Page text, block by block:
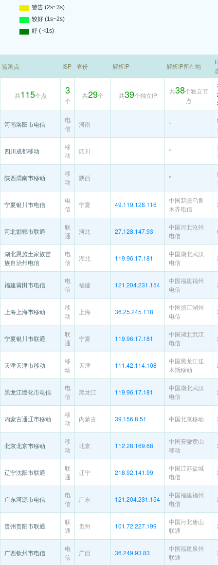
监测点 ISP 省份 解析IP 解析IP所在地
共115个点 3
个
共29个 共39个独立IP
共38个独立节
点
河南洛阳市电信
电
信
河南 *
四川成都移动
移
动
四川 *
陕西渭南市移动
移
动
陕西 *
宁夏银川市电信
电
信
宁夏 49.119.128.116
中国新疆乌鲁
木齐电信
河北邯郸市联通
联
通
河北 27.128.147.93
中国河北沧州
电信
湖北恩施土家族苗
族自治州电信
电
信
湖北 119.96.17.181
中国湖北武汉
电信
福建莆田市电信
电
信
福建 121.204.231.154
中国福建福州
电信
上海上海市移动
移
动
上海 36.25.245.118
中国浙江湖州
电信
宁夏银川市联通
联
通
宁夏 119.96.17.181
中国湖北武汉
电信
天津天津市移动
移
动
天津 111.42.114.108
中国黑龙江佳
木斯移动
黑龙江绥化市电信
电
信
黑龙江 119.96.17.181
中国湖北武汉
电信
内蒙古通辽市移动
移
动
内蒙古 39.156.8.51 中国北京移动
北京北京市移动
移
动
北京 112.28.169.68
中国安徽黄山
移动
辽宁沈阳市联通
联
通
辽宁 218.92.141.99
中国江苏盐城
电信
广东河源市电信
电
信
广东 121.204.231.154
中国福建福州
电信
贵州贵阳市联通
联
通
贵州 101.72.227.199
中国河北唐山
联通
广西钦州市电信
电
信
广西 36.249.93.83
中国福建泉州
联通